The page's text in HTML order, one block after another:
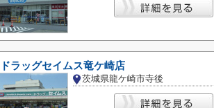
ドラッグセイムス竜ケ崎店
茨城県龍ケ崎市寺後